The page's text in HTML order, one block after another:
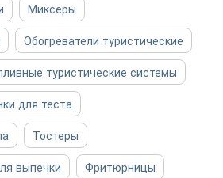
Миксеры
Обогреватели туристические
туристические системы
для теста
Тостеры
выпечки
Фритюрницы